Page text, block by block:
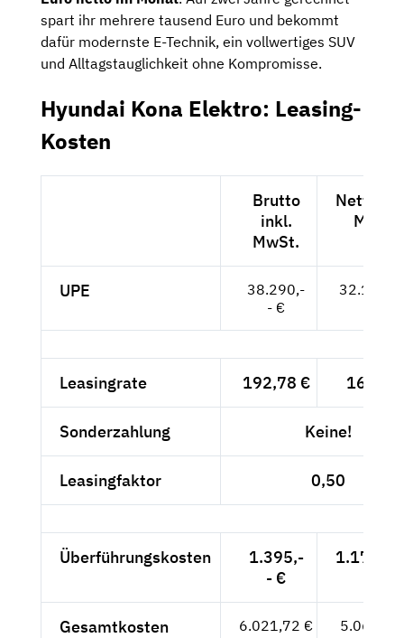
spart ihr mehrere tausend Euro und bekommt
dafür modernste E-Technik, ein vollwertiges SUV
und Alltagstauglichkeit ohne Kompromisse.
Hyundai Kona Elektro: Leasing-
Kosten
Brutto
inkl.
MwSt.
Netto
MwSt.
UPE
38.290,-
- €
Leasingrate 192,78 € 162,--
Sonderzahlung Keine!
Leasingfaktor 0,50
Überführungskosten
1.395,-
- €
Gesamtkosten 6.021,72 € 5.060,27